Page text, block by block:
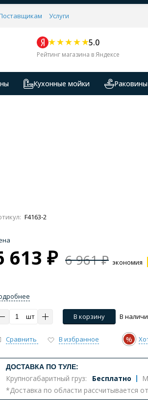
Услуги
5.0
Рейтинг магазина в Яндексе
Кухонные мойки Раковины
F4163-2
613 ₽ 6 961 ₽ экономия
шт В корзину В
Сравнить В избранное %
ДОСТАВКА ПО ТУЛЕ:
Крупногабаритный груз: Бесплатно
*Доставка по области рассчитывается